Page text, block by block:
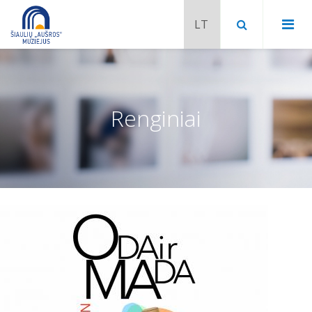
Chaimo Frenkelio vila-muziejus
Venclauskių namai-muziejus
Šiaulių istorijos muziejaus ekspozicija
Renginiai